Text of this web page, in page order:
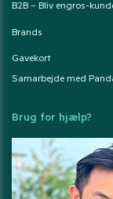
B2B – Bliv engros-
Brands
Gavekort
Samarbejde med
Brug for hjælp?